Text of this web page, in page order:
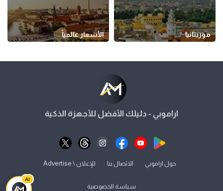
موريتانيا الأسعار عالمياً
اراموبي - دليلك الأفضل للأجهزة الذكية
حول اراموبي الاتصال بنا للإعلان \ Advertise
سياسة الخصوصية
AI